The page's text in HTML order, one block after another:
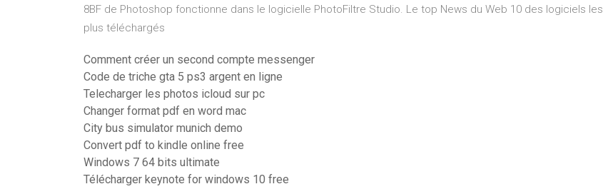
8BF de Photoshop fonctionne dans le logicielle PhotoFiltre Studio. Le top News du Web 10 des logiciels les
plus téléchargés
Comment créer un second compte messenger
Code de triche gta 5 ps3 argent en ligne
Telecharger les photos icloud sur pc
Changer format pdf en word mac
City bus simulator munich demo
Convert pdf to kindle online free
Windows 7 64 bits ultimate
Télécharger keynote for windows 10 free